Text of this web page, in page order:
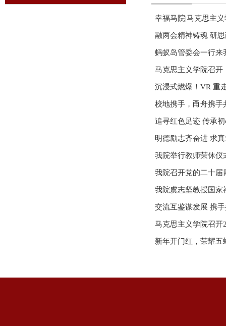
幸福马院|马克思主
融两会精神铸魂 研
蚂蚁岛管委会一行来
马克思主义学院召开
沉浸式燃爆！VR 重
校地携手，甬舟携手
追寻红色足迹 传承
明德励志齐奋进 求
我院举行教师荣休仪
我院召开党的二十届
我院虞志坚教授国家
交流互鉴谋发展 携
马克思主义学院召开
新年开门红，荣耀五